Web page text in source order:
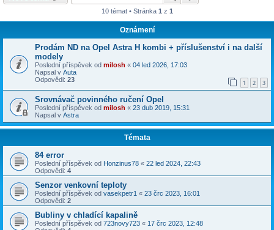
10 témat • Stránka 1 z 1
Oznámení
Prodám ND na Opel Astra H kombi + příslušenství i na další
modely
Poslední příspěvek od milosh « 04 led 2026, 17:03
Napsal v Auta
Odpovědi: 23 1 2 3
Srovnávač povinného ručení Opel
Poslední příspěvek od milosh « 23 dub 2019, 15:31
Napsal v Astra
Témata
84 error
Poslední příspěvek od Honzinus78 « 22 led 2024, 22:43
Odpovědi: 4
Senzor venkovní teploty
Poslední příspěvek od vasekpetr1 « 23 črc 2023, 16:01
Odpovědi: 2
Bubliny v chladící kapalině
Poslední příspěvek od 723novy723 « 17 črc 2023, 12:48